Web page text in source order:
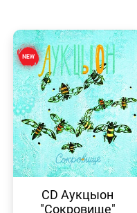
CD Аукцыон
"Сокровище"